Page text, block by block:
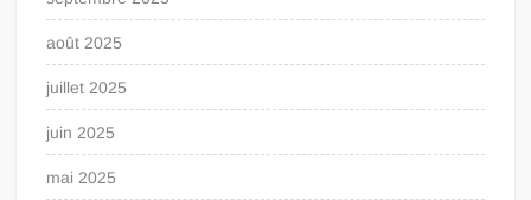
août 2025
juillet 2025
juin 2025
mai 2025